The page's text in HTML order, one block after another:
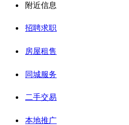
附近信息
招聘求职
房屋租售
同城服务
二手交易
本地推广